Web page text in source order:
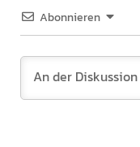
Abonnieren